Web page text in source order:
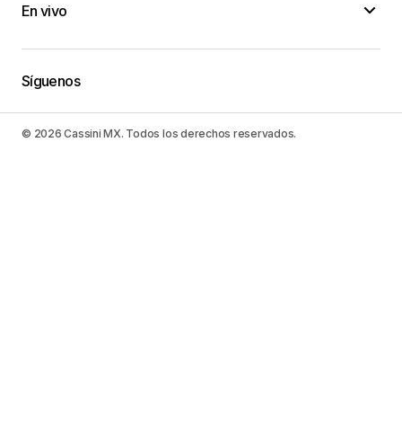
En vivo
Síguenos
© 2026 Cassini MX. Todos los derechos reservados.